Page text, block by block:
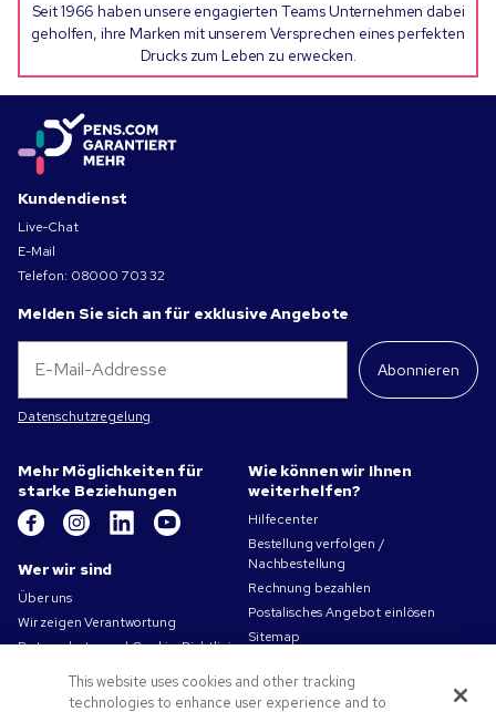
Seit 1966 haben unsere engagierten Teams Unternehmen dabei
geholfen, ihre Marken mit unserem Versprechen eines perfekten
Drucks zum Leben zu erwecken.
Kundendienst
Live-Chat
E-Mail
Telefon: 08000 703 32
Melden Sie sich an für exklusive Angebote
Abonnieren
Datenschutzregelung
Mehr Möglichkeiten für
starke Beziehungen
Wer wir sind
Über uns
Wir zeigen Verantwortung
Datenschutz- und Cookie-Richtlinien
Nutzungsbedingungen
Verkaufsbedingungen
Wie können wir Ihnen
weiterhelfen?
Hilfecenter
Bestellung verfolgen /
Nachbestellung
Rechnung bezahlen
Postalisches Angebot einlösen
Sitemap
This website uses cookies and other tracking
technologies to enhance user experience and to